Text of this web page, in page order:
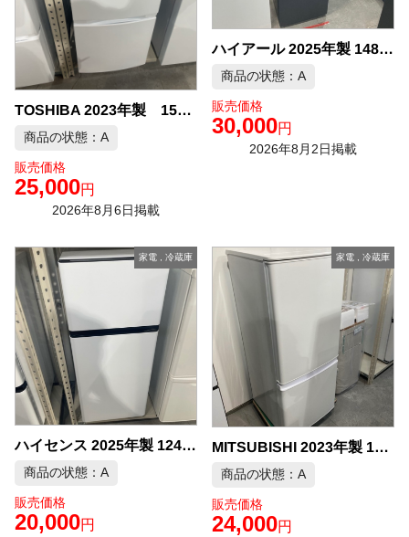
TOSHIBA 2023年製 153L 冷凍冷蔵庫 中古品販売
商品の状態：A
販売価格
25,000円
2026年8月6日掲載
ハイアール 2025年製 148L 冷蔵庫 中古品販売
商品の状態：A
販売価格
30,000円
2026年8月2日掲載
家電, 冷蔵庫
ハイセンス 2025年製 124L 冷蔵庫 中古品販売
商品の状態：A
販売価格
20,000円
家電 冷蔵庫
MITSUBISHI 2023年製 146L 冷蔵庫 中古品販売
商品の状態：A
販売価格
24,000円